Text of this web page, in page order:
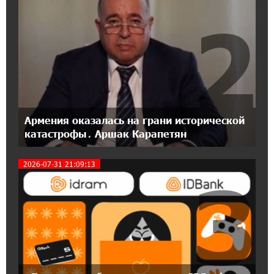
IDBank
17:07:36 11-07-2026
Пашинян замотивирован уничтожить
Армению․ Аршак Карапетян
14:27:40 11-07-2026
«Мой лес Армения» — бенефициар
инициативы «Сила одного драма» в июле
12:56:04 11-07-2026
Станьте акционером Юнибанка и
воспользуйтесь выгодным инвестиционным
предложением
21:45:09 9-07-2026
IDBank предупреждает о мошеннических
звонках от имени пенсионных фондов
Армения оказалась на грани исторической
катастрофы․ Аршак Карапетян
2
2026-07-31 21:09:13
3